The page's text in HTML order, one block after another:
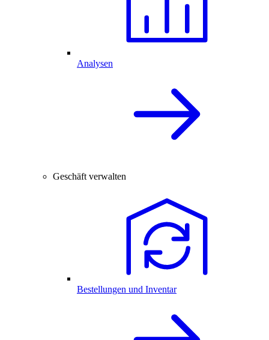
Analysen
Geschäft verwalten
Bestellungen und Inventar